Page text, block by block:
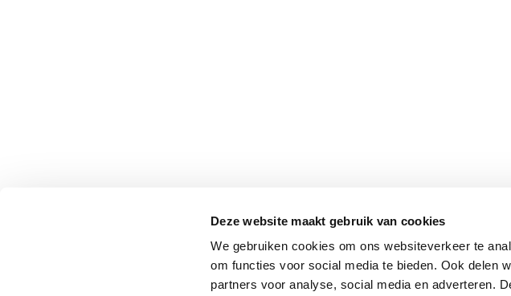
Deze website maakt gebruik van cookies
We gebruiken cookies om ons websiteverkeer te
om functies voor social media te bieden. Ook delen
partners voor analyse, social media en adverteren.